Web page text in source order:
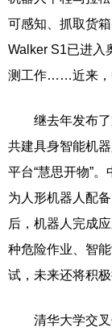
可感知、抓取货
Walker S1已进入
测工作……近来，
继去年发布了
共建具身智能机
平台“慧思开物”
为人形机器人配备
后，机器人完成
种危险作业、智
试，未来还将积
清华大学交叉